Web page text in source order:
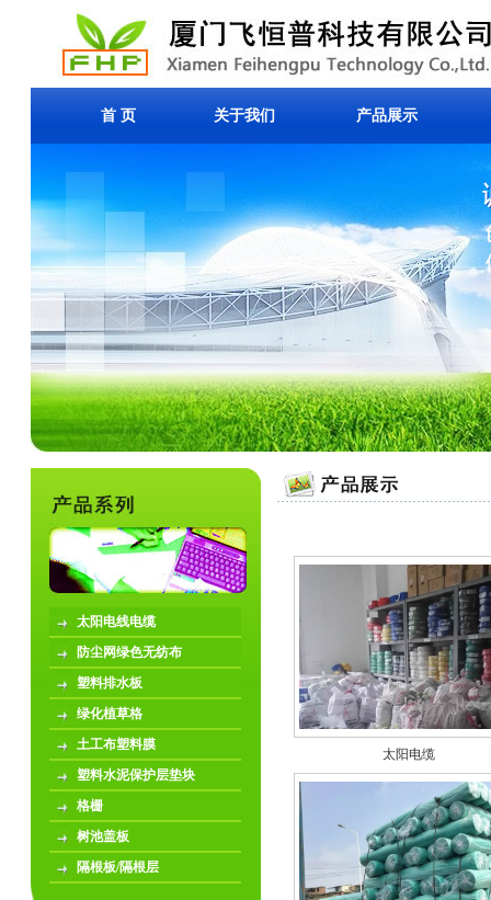
首 页 关于我们 产品展示
太阳电线电缆
防尘网绿色无纺布
塑料排水板
绿化植草格
土工布塑料膜
塑料水泥保护层垫块
格栅
树池盖板
隔根板/隔根层
太阳电缆